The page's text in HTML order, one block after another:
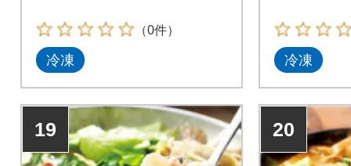
（0件）
冷凍 冷凍
19 20